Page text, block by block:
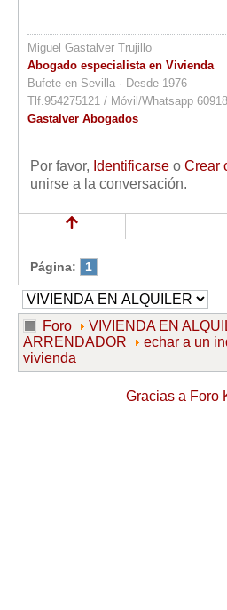
Miguel Gastalver Trujillo
Abogado especialista en Vivienda
Bufete en Sevilla · Desde 1976
Tlf.954275121 / Móvil/Whatsapp
Gastalver Abogados
Por favor, Identificarse o Crear
unirse a la conversación.
Página: 1
Foro VIVIENDA EN
ARRENDADOR
echar a un
vivienda
Gracias a Foro